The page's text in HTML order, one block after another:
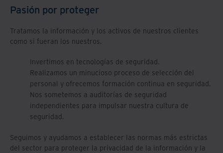
Pasión por proteger
Tratamos la información y los activos de nuestros clientes
como si fueran los nuestros.
Invertimos en tecnologías de seguridad.
Realizamos un minucioso proceso de selección del
personal y ofrecemos formación continua en seguridad.
Nos sometemos a auditorías de seguridad
independientes para impulsar nuestra cultura de
seguridad.
Seguimos y ayudamos a establecer las normas más estrictas
del sector para proteger la privacidad de la información y la